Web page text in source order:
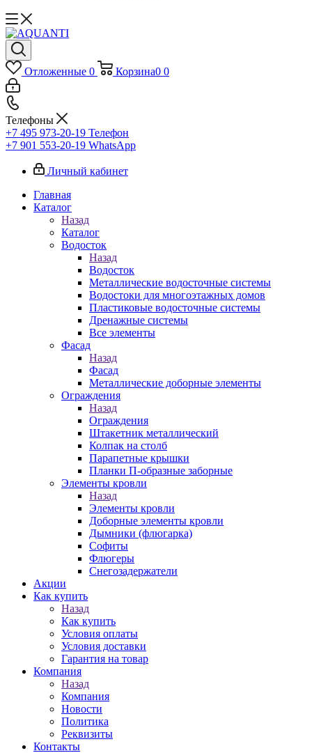
Отложенные 0 Корзина0 0
Телефоны
+7 495 973-20-19 Телефон
+7 901 553-20-19 WhatsApp
Личный кабинет
Главная
Каталог
Назад
Каталог
Водосток
Назад
Водосток
Металлические водосточные системы
Водостоки для многоэтажных домов
Пластиковые водосточные системы
Дренажные системы
Все элементы
Фасад
Назад
Фасад
Металлические доборные элементы
Ограждения
Назад
Ограждения
Штакетник металлический
Колпак на столб
Парапетные крышки
Планки П-образные заборные
Элементы кровли
Назад
Элементы кровли
Доборные элементы кровли
Дымники (флюгарка)
Софиты
Флюгеры
Снегозадержатели
Акции
Как купить
Назад
Как купить
Условия оплаты
Условия доставки
Гарантия на товар
Компания
Назад
Компания
Новости
Политика
Реквизиты
Контакты